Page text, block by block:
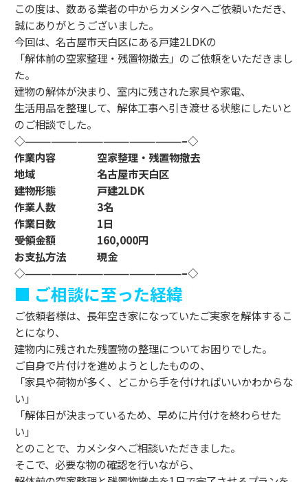
この度は、数ある業者の中からカメシタへご依頼いただき、
誠にありがとうございました。
今回は、名古屋市天白区にある戸建2LDKの
「解体前の空家整理・残置物撤去」のご依頼をいただきまし
た。
建物の解体が決まり、室内に残された家具や家電、
生活用品を整理して、解体工事へ引き渡せる状態にしたいと
のご相談でした。
◇——————————————————–◇
作業内容 空家整理・残置物撤去
地域 名古屋市天白区
建物形態 戸建2LDK
作業人数 3名
作業日数 1日
受領金額 160,000円
お支払方法 現金
◇——————————————————–◇
■ ご相談に至った経緯
ご依頼者様は、長年空き家になっていたご実家を解体するこ
とになり、
建物内に残された残置物の整理についてお困りでした。
ご自身で片付けを進めようとしたものの、
「家具や荷物が多く、どこから手を付ければいいかわからな
い」
「解体日が決まっているため、早めに片付けを終わらせた
い」
とのことで、カメシタへご相談いただきました。
そこで、必要な物の確認を行いながら、